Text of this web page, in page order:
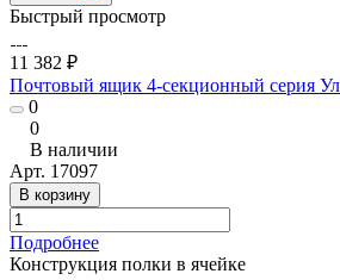
Быстрый просмотр
11 382 ₽
Почтовый ящик 4-секционный серия
0
0
В наличии
Арт. 17097
В корзину
Подробнее
Конструкция полки в ячейке